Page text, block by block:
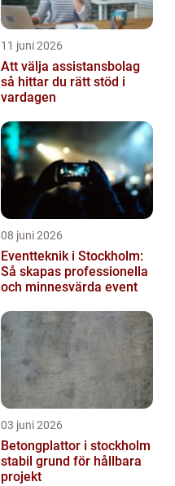
11 juni 2026
Att välja assistansbolag
så hittar du rätt stöd i
vardagen
08 juni 2026
Eventteknik i Stockholm:
Så skapas professionella
och minnesvärda event
03 juni 2026
Betongplattor i stockholm
stabil grund för hållbara
projekt